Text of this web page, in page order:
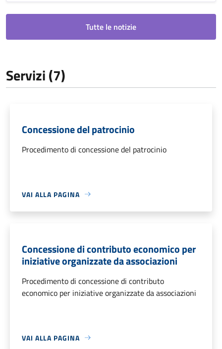
Tutte le notizie
Servizi (7)
Concessione del patrocinio
Procedimento di concessione del patrocinio
VAI ALLA PAGINA
Concessione di contributo economico per
iniziative organizzate da associazioni
Procedimento di concessione di contributo
economico per iniziative organizzate da associazioni
VAI ALLA PAGINA